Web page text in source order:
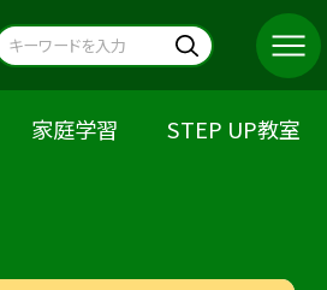
家庭学習 STEP UP教室